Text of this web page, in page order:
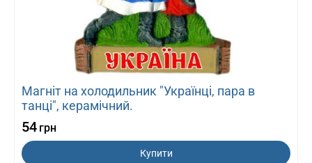
Магніт на холодильник "Українці, пара в
танці", керамічний.
54 грн
Купити